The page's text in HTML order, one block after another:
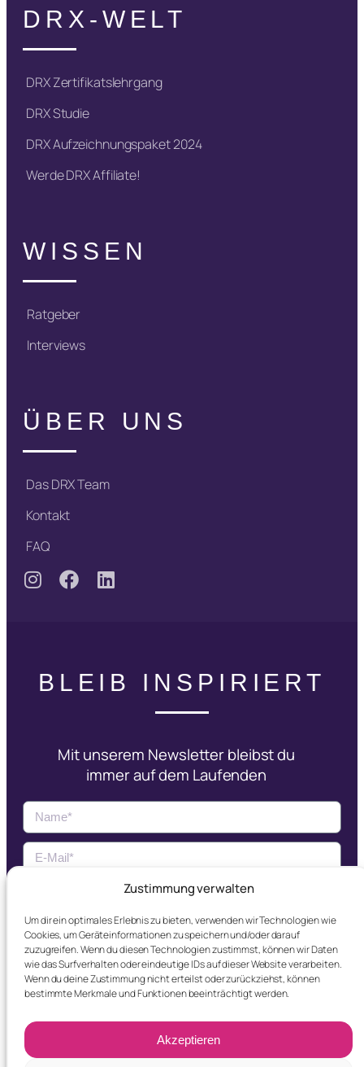
Zustimmung verwalten
Um dir ein optimales Erlebnis zu bieten, verwenden wir Technologien wie
Cookies, um Geräteinformationen zu speichern und/oder darauf
zuzugreifen. Wenn du diesen Technologien zustimmst, können wir Daten
wie das Surfverhalten oder eindeutige IDs auf dieser Website verarbeiten.
Wenn du deine Zustimmung nicht erteilst oder zurückziehst, können
bestimmte Merkmale und Funktionen beeinträchtigt werden.
Akzeptieren
DRX-WELT
DRX Zertifikatslehrgang
DRX Studie
DRX Aufzeichnungspaket 2024
Werde DRX Affiliate!
WISSEN
Ratgeber
Interviews
ÜBER UNS
Das DRX Team
Kontakt
FAQ
BLEIB INSPIRIERT
Mit unserem Newsletter bleibst du
immer auf dem Laufenden
Jetzt Abonnieren
Ich erkläre mich mit derDatenschutzerklärung
einverstanden.